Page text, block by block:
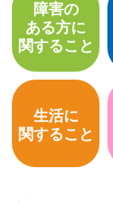
障害の
ある方に
関すること
生活に
関すること